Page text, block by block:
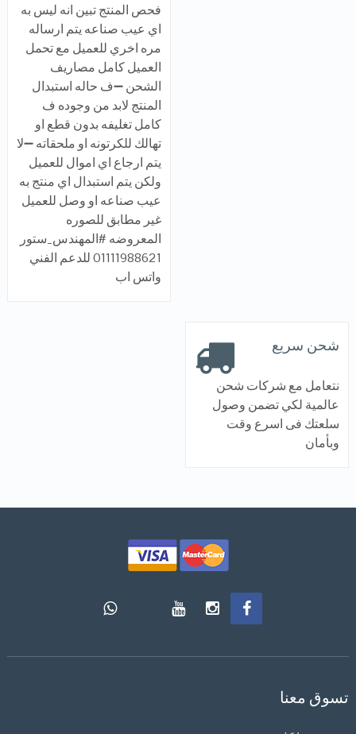
فحص المنتج تبين انه ليس به
اي عيب صناعه يتم ارساله
مره اخري للعميل مع تحمل
العميل كامل مصاريف
الشحن ➖ف حاله استبدال
المنتج لابد من وجوده ف
كامل تغليفه بدون قطع او
تهالك للكرتونه او ملحقاته ➖لا
يتم ارجاع اي اموال للعميل
ولكن يتم استبدال اي منتج به
عيب صناعه او وصل للعميل
غير مطابق للصوره
المعروضه #المهندس_ستور
01111988621 للدعم الفني
واتس اب
شحن سريع
نتعامل مع شركات شحن
عالمية لكي تضمن وصول
سلعتك فى اسرع وقت
وبأمان
تسوق معنا